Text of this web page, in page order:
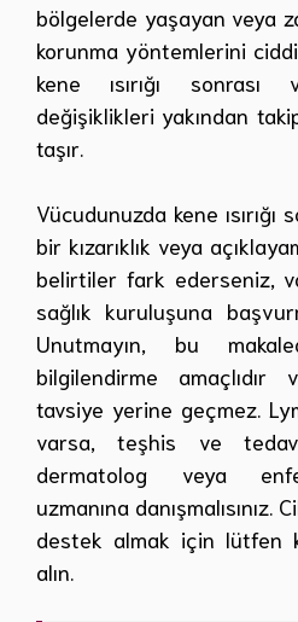
bölgelerde yaşayan veya
korunma yöntemlerini
kene ısırığı sonrası
değişiklikleri yakından
taşır.
Vücudunuzda kene
bir kızarıklık veya
belirtiler fark ederseniz,
sağlık kuruluşuna
Unutmayın, bu
bilgilendirme amaçlıdır
tavsiye yerine geçmez.
varsa, teşhis ve
dermatolog veya
uzmanına
destek almak için lütfen
alın.